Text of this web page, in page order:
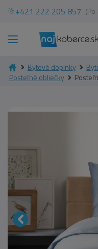
+421 222 205 857
Bytové doplnky
Posteľné obliečky